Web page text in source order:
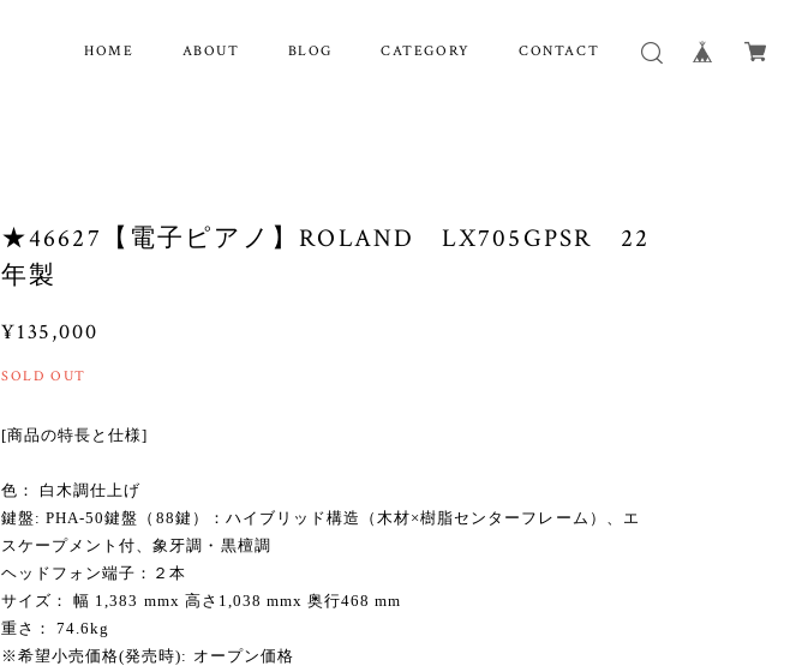
HOME ABOUT BLOG CATEGORY CONTACT
★46627【電子ピアノ】ROLAND LX705GPSR 22
年製
¥135,000
SOLD OUT
[商品の特長と仕様]
色： 白木調仕上げ
鍵盤: PHA-50鍵盤（88鍵）：ハイブリッド構造（木材×樹脂センターフレーム）、エ
スケープメント付、象牙調・黒檀調
ヘッドフォン端子：２本
サイズ： 幅 1,383 mmx 高さ1,038 mmx 奥行468 mm
重さ： 74.6kg
※希望小売価格(発売時): オープン価格